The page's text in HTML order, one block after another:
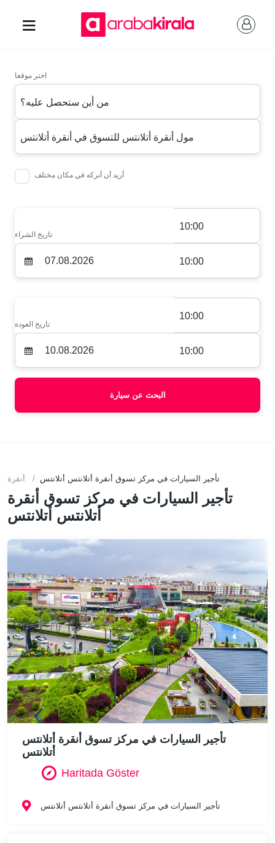
اختر موقعا
من أين ستحصل عليه؟
مول أنقرة أتلانتس للتسوق في أنقرة أتلانتس
أريد أن أتركه في مكان مختلف
تاريخ الشراء
10:00
10:00
تاريخ العودة
10:00
10:00
البحث عن سيارة
أنقرة تأجير السيارات في مركز تسوق أنقرة أتلانتس أتلانتس
تأجير السيارات في مركز تسوق أنقرة
أتلانتس أتلانتس
تأجير السيارات في مركز تسوق أنقرة أتلانتس
أتلانتس
Haritada Göster
تأجير السيارات في مركز تسوق أنقرة أتلانتس أتلانتس